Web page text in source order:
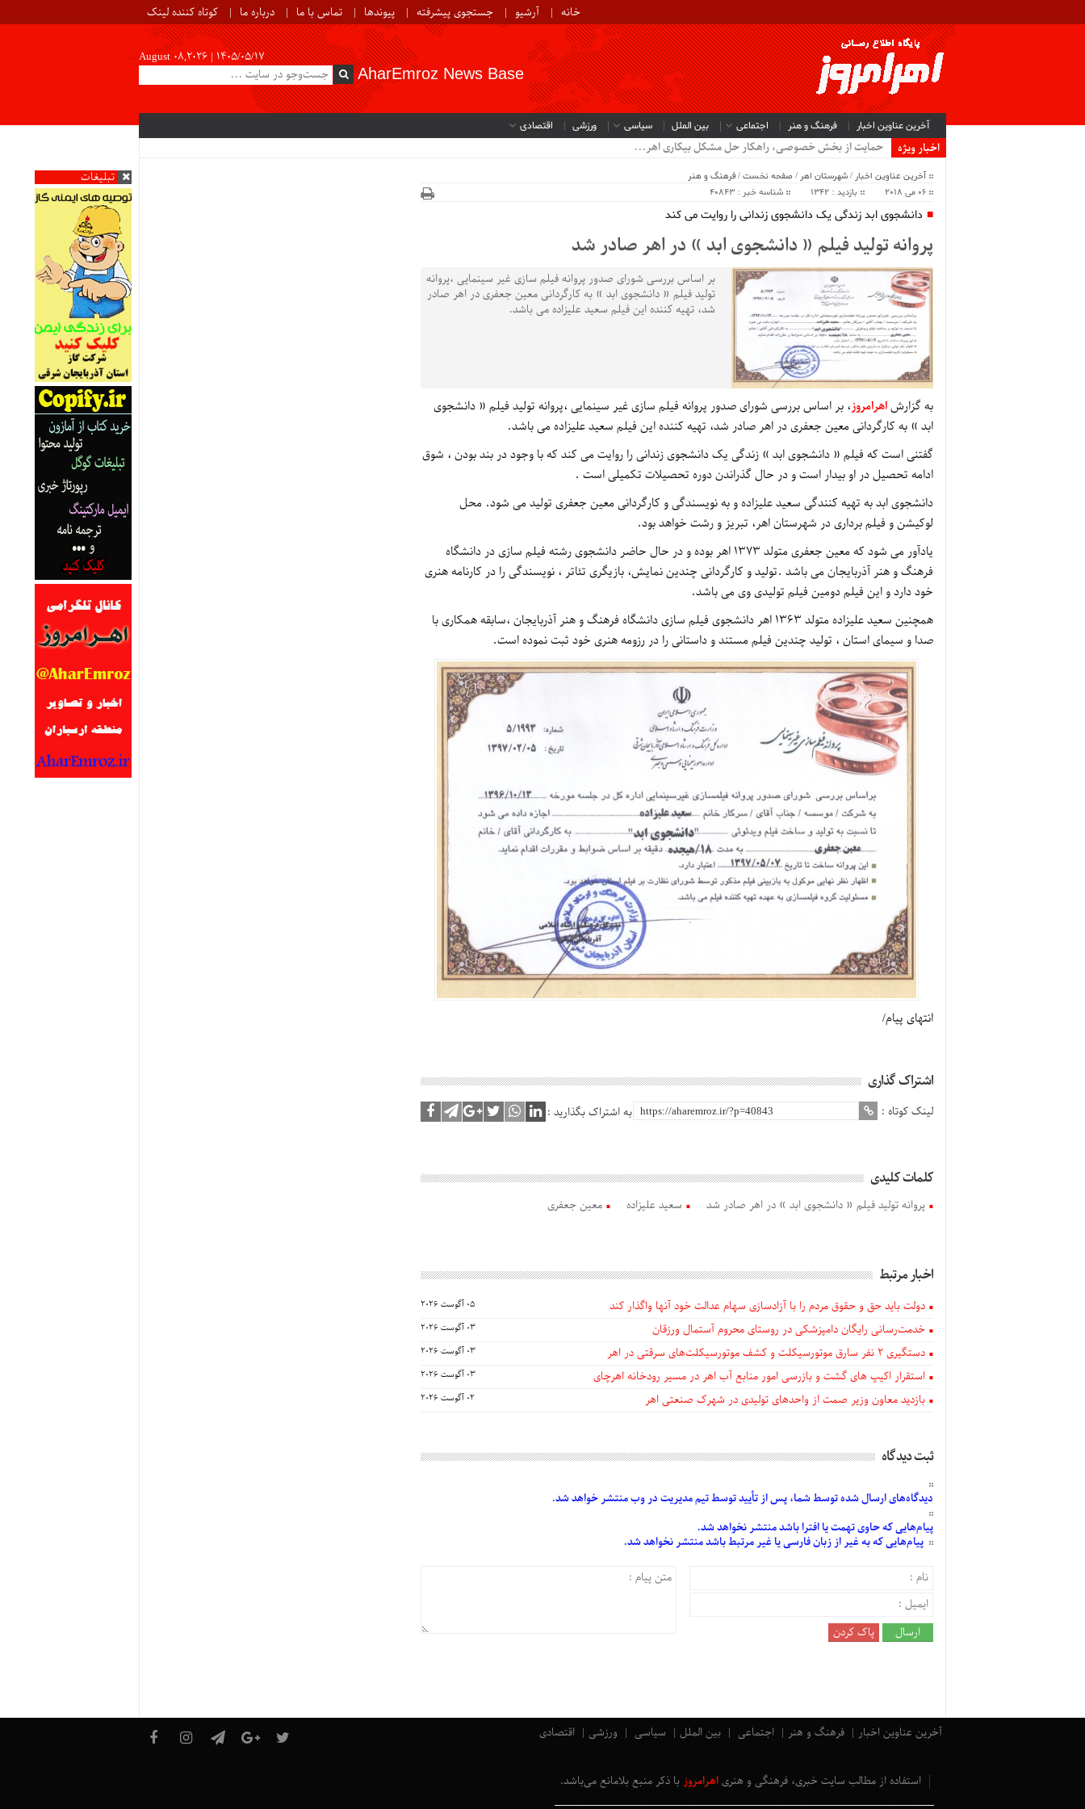
خانه آرشیو جستجوی پیشرفته پیوندها تماس با ما درباره ما کوتاه کننده لینک
August 08,2026 | ۱۴۰۵/۰۵/۱۷
AharEmroz News Base
آخرین عناوین اخبار فرهنگ و هنر اجتماعی بین الملل سیاسی ورزشی اقتصادی
اخبار ویژه
حمایت از بخش خصوصی، راهکار حل مشکل بیکاری اهر...
تبلیغات
آخرین عناوین اخبار /شهرستان اهر /صفحه نخست/فرهنگ و هنر
06 می 2018
بازدید : 1342 شناسه خبر : 40843
دانشجوی ابد زندگی یک دانشجوی زندانی را روایت می کند
پروانه تولید فیلم « دانشجوی ابد » در اهر صادر شد
بر اساس بررسی شورای صدور پروانه فیلم سازی غیر سینمایی ،پروانه
تولید فیلم « دانشجوی ابد » به کارگردانی معین جعفری در اهر صادر
شد، تهیه کننده این فیلم سعید علیزاده می باشد.
به گزارشاهرامروز، بر اساس بررسی شورای صدور پروانه فیلم سازی غیر سینمایی ،پروانه تولید فیلم « دانشجوی
ابد » به کارگردانی معین جعفری در اهر صادر شد، تهیه کننده این فیلم سعید علیزاده می باشد.
گفتنی است که فیلم « دانشجوی ابد » زندگی یک دانشجوی زندانی را روایت می کند که با وجود در بند بودن ، شوق
ادامه تحصیل در او بیدار است و در حال گذراندن دوره تحصیلات تکمیلی است .
دانشجوی ابد به تهیه کنندگی سعید علیزاده و به نویسندگی و کارگردانی معین جعفری تولید می شود. محل
لوکیشن و فیلم برداری در شهرستان اهر، تبریز و رشت خواهد بود.
یادآور می شود که معین جعفری متولد ١٣٧٣ اهر بوده و در حال حاضر دانشجوی رشته فیلم سازی در دانشگاه
فرهنگ و هنر آذربایجان می باشد .تولید و کارگردانی چندین نمایش، بازیگری تئاتر ، نویسندگی را در کارنامه هنری
خود دارد و این فیلم دومین فیلم تولیدی وی می باشد.
همچنین سعید علیزاده متولد ١٣٦٣ اهر دانشجوی فیلم سازی دانشگاه فرهنگ و هنر آذربایجان ،سابقه همکاری با
صدا و سیمای استان ، تولید چندین فیلم مستند و داستانی را در رزومه هنری خود ثبت نموده است.
انتهای پیام/
اشتراک گذاری
لینک کوتاه : به اشتراک بگذارید :
کلمات کلیدی
پروانه تولید فیلم « دانشجوی ابد » در اهر صادر شد سعید علیزاده معین جعفری
اخبار مرتبط
دولت باید حق و حقوق مردم را با آزادسازی سهام عدالت خود آنها واگذار کند 05 آگوست 2026
خدمت‌رسانی رایگان دامپزشکی در روستای محروم آستمال ورزقان 03 آگوست 2026
دستگيری ۲ نفر سارق موتورسیکلت و کشف موتورسیکلت‌های سرقتی در اهر 03 آگوست 2026
استقرار اکیپ های گشت و بازرسی امور منابع آب اهر در مسیر رودخانه اهرچای 03 آگوست 2026
بازدید معاون وزیر صمت از واحدهای تولیدی در شهرک صنعتی اهر 02 آگوست 2026
ثبت دیدگاه
دیدگاه‌هایارسالشدهتوسط شما، پس از تأییدتوسط تیم مدیریت در وب منتشر خواهد شد.
پیام‌هاییکه حاوی تهمت یا افترا باشد منتشر نخواهد شد.
پیام‌هاییکه به غیر از زبان فارسی یا غیر مرتبط باشد منتشر نخواهد شد.
آخرین عناوین اخبار فرهنگ و هنر اجتماعی بین الملل سیاسی ورزشی اقتصادی
استفاده از مطالب سایت خبری، فرهنگی و هنری اهرامروز با ذکر منبع بلامانع می‌باشد.